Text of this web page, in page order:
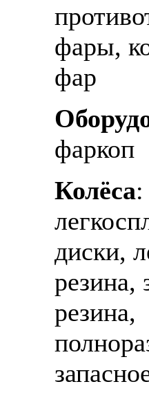
фары,
фар
фаркоп
Колёса:
диски,
резина,
резина,